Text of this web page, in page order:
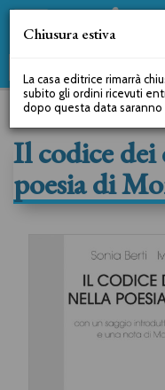
Il codice
poesia di
Chiusura estiva
La casa editrice rimarrà
subito gli ordini ricevuti
dopo questa data saranno